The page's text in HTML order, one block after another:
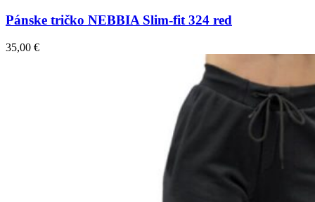
Pánske tričko NEBBIA Slim-fit 324 red
35,00 €